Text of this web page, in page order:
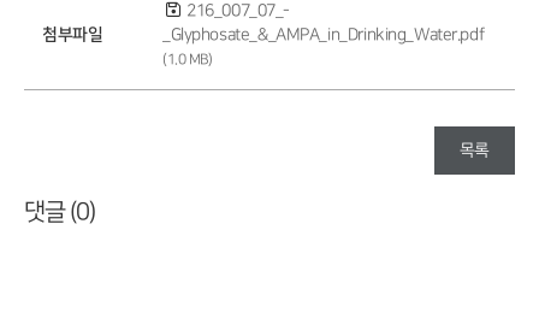
첨부파일
216_007_07_-
_Glyphosate_&_AMPA_in_Drinking_Water.pdf
(1.0 MB)
목록
댓글 (0)